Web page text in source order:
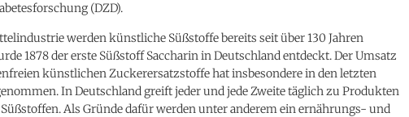
(DZD).
werden künstliche Süßstoffe bereits seit über 130 Jahren
1878 der erste Süßstoff Saccharin in Deutschland entdeckt. Der Umsatz
künstlichen Zuckerersatzstoffe hat insbesondere in den letzten
In Deutschland greift jeder und jede Zweite täglich zu Produkten
Als Gründe dafür werden unter anderem ein ernährungs- und